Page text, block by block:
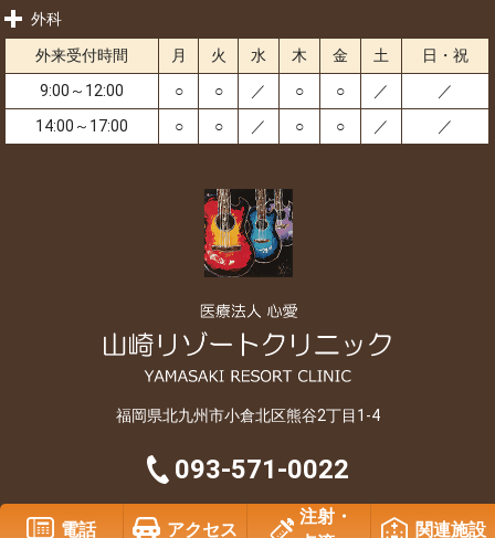
外科
外来受付時間 月 火 水 木 金 土
日・祝
9:00～12:00
○ ○ ／ ○ ○ ／
／
14:00～17:00
○ ○ ／ ○ ○ ／ ／
福岡県北九州市小倉北区熊谷2丁目1-4
093-571-0022
Copyright © 2007-2026 SHINAI All Rights Reserved..
電話 アクセス
注射・
関連施設